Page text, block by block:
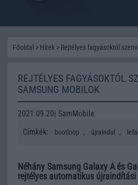
Főoldal > Hírek > Rejtélyes fagyásoktól
REJTÉLYES FAGYÁSOKTÓL
SAMSUNG MOBILOK
2021.09.20| SamMobile
Címkék:
bootloop , újraindul ,
Néhány Samsung Galaxy A és
rejtélyes automatikus